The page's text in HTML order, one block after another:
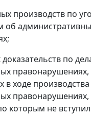
производств по
об
по
правонарушениях,
в ходе
правонарушениях,
которым не